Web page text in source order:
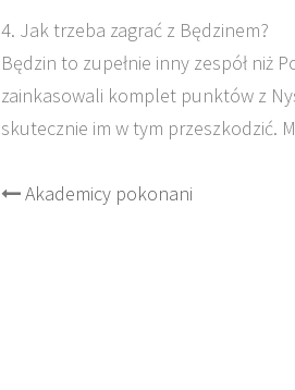
4. Jak trzeba zagrać z Będzinem?
Będzin to zupełnie inny zespół niż
zainkasowali komplet punktów z
skutecznie im w tym przeszkodzić.
Post
Akademicy pokonani